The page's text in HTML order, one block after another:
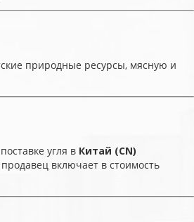
природные ресурсы, мясную и
угля в Китай (CN)
продавец включает в стоимость